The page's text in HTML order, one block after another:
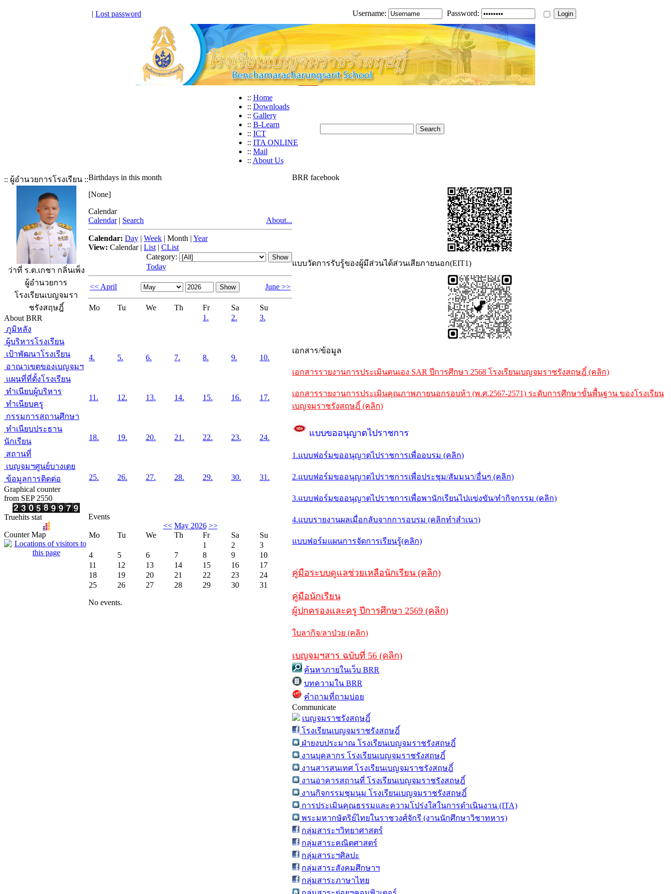
| Lost password Username: Password:
:: Home
:: Downloads
:: Gallery
:: B-Learn
:: ICT
:: ITA ONLINE
:: Mail
:: About Us
:: ผู้อำนวยการโรงเรียน ::
ว่าที่ ร.ต.เกชา กลิ่นเพ็ง
ผู้อำนวยการ
โรงเรียนเบญจมรา
ชรังสฤษฎิ์
About BRR
ภูมิหลัง
ผู้บริหารโรงเรียน
เป้าพัฒนาโรงเรียน
อาณาเขตของเบญจมฯ
แผนที่ที่ตั้งโรงเรียน
ทำเนียบผู้บริหาร
ทำเนียบครู
กรรมการสถานศึกษา
ทำเนียบประธาน
นักเรียน
สถานที่
เบญจมฯศูนย์บางเตย
ข้อมูลการติดต่อ
Graphical counter
from SEP 2550
Truehits stat
Counter Map
Birthdays in this month
[None]
Calendar
Calendar | Search About...
Calendar: Day | Week | Month | Year
View: Calendar| List | CList
Category:
Today
<< April June >>
Mo Tu We Th Fr Sa
Su
1.
2. 3.
4. 5. 6. 7. 8. 9. 10.
11. 12. 13. 14. 15. 16. 17.
18. 19. 20. 21. 22. 23. 24.
25. 26. 27. 28. 29. 30. 31.
Events
<< May 2026 >>
Mo
Tu We Th Fr Sa
Su
1
2
3
4
5 6 7 8 9
10
11
12 13 14 15 16
17
18
19 20 21 22 23
24
25
26 27 28 29 30 31
No events.
BRR facebook
แบบวัดการรับรู้ของผู้มีส่วนได้ส่วนเสียภายนอก(EIT1)
เอกสาร/ข้อมูล
เอกสารรายงานการประเมินตนเอง SAR ปีการศึกษา 2568 โรงเรียนเบญจมราชรังสฤษฎิ์ (คลิก)
เอกสารรายงานการประเมินคุณภาพภายนอกรอบห้า (พ.ศ.2567-2571) ระดับการศึกษาขั้นพื้นฐาน ของโรงเรียน
เบญจมราชรังสฤษฎิ์ (คลิก)
แบบขออนุญาตไปราชการ
1.แบบฟอร์มขออนุญาตไปราชการเพื่ออบรม (คลิก)
2.แบบฟอร์มขออนุญาตไปราชการเพื่อประชุม/สัมมนา/อื่นๆ (คลิก)
3.แบบฟอร์มขออนุญาตไปราชการเพื่อพานักเรียนไปแข่งขัน/ทำกิจกรรม (คลิก)
4.แบบรายงานผลเมื่อกลับจากการอบรม (คลิกทำสำเนา)
แบบฟอร์มแผนการจัดการเรียนรู้(คลิก)
คู่มือระบบดูแลช่วยเหลือนักเรียน (คลิก)
คู่มือนักเรียน
ผู้ปกครองและครู ปีการศึกษา 2569 (คลิก)
ใบลากิจ/ลาป่วย (คลิก)
เบญจมฯสาร ฉบับที่ 56 (คลิก)
ค้นหาภายในเว็บ BRR
บทความใน BRR
คำถามที่ถามบ่อย
Communicate
เบญจมราชรังสฤษฎิ์
โรงเรียนเบญจมราชรังสฤษฎิ์
ฝ่ายงบประมาณ โรงเรียนเบญจมราชรังสฤษฎิ์
งานบุคลากร โรงเรียนเบญจมราชรังสฤษฎิ์
งานสารสนเทศ โรงเรียนเบญจมราชรังสฤษฎิ์
งานอาคารสถานที่ โรงเรียนเบญจมราชรังสฤษฎิ์
งานกิจกรรมชุมนุม โรงเรียนเบญจมราชรังสฤษฎิ์
การประเมินคุณธรรมและความโปร่งใสในการดำเนินงาน (ITA)
พระมหากษัตริย์ไทยในราชวงศ์จักรี (งานนักศึกษาวิชาทหาร)
กลุ่มสาระฯวิทยาศาสตร์
กลุ่มสาระคณิตศาสตร์
กลุ่มสาระฯศิลปะ
กลุ่มสาระสังคมศึกษาฯ
กลุ่มสาระภาษาไทย